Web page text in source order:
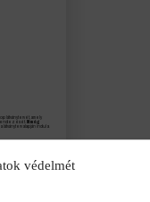
védelmét
látványtervét, amely
a látványterv alapján indul a